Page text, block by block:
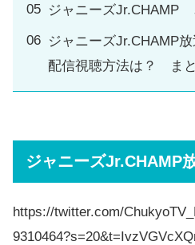
ジャニーズJr.CHAMP
ジャニーズJr.CHAMP
配信視聴方法は？ ま
ジャニーズJr.CHAMP
https://twitter.com/